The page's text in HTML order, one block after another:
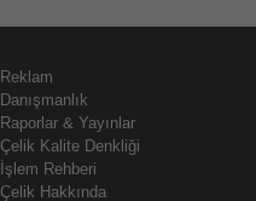
Reklam
Danışmanlık
Raporlar & Yayınlar
Çelik Kalite Denkliği
İşlem Rehberi
Çelik Hakkında